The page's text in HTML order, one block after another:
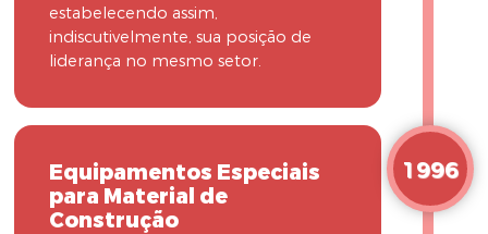
estabelecendo assim,
indiscutivelmente, sua posição de
liderança no mesmo setor.
Equipamentos Especiais
para Material de
Construção
1996